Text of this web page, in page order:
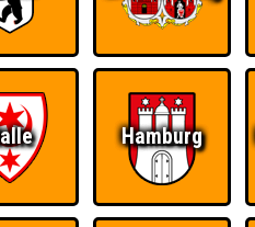
Hamburg